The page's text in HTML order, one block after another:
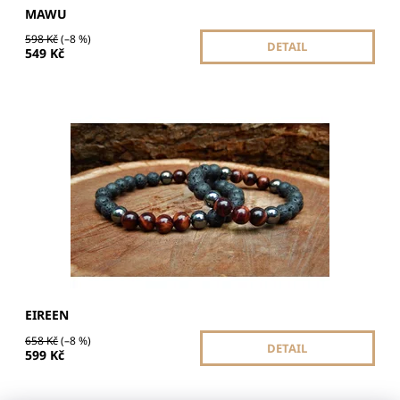
MAWU
598 Kč(–8 %)
549 Kč DETAIL
Hematitu a Lávového kamene, přinášejí partnerům
harmonii, sílu a ochranu. Posilují odvahu, stabilitu a
pomáhají odrazit...
Dostupnost:
Skladem
EIREEN
658 Kč(–8 %)
599 Kč DETAIL